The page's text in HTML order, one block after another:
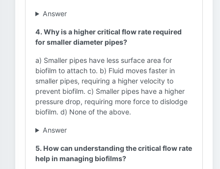
Answer
4. Why is a higher critical flow rate required
for smaller diameter pipes?
a) Smaller pipes have less surface area for
biofilm to attach to. b) Fluid moves faster in
smaller pipes, requiring a higher velocity to
prevent biofilm. c) Smaller pipes have a higher
pressure drop, requiring more force to dislodge
biofilm. d) None of the above.
Answer
5. How can understanding the critical flow rate
help in managing biofilms?